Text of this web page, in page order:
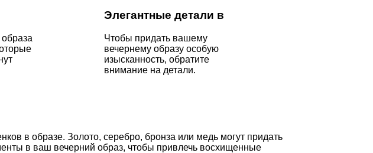
Элегантные детали в
Чтобы придать вашему
вечернему образу особую
изысканность, обратите
внимание на детали.
в образе. Золото, серебро, бронза или медь могут придать
в ваш вечерний образ, чтобы привлечь восхищенные